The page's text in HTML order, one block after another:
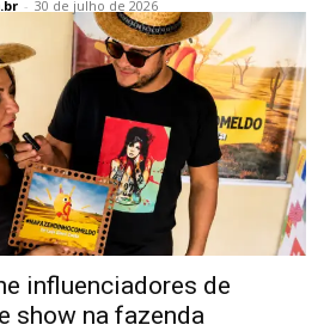
- 30 de julho de 2026
influenciadores de
show na fazenda